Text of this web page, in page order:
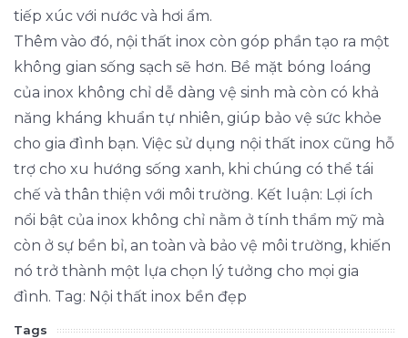
tiếp xúc với nước và hơi ẩm.
Thêm vào đó, nội thất inox còn góp phần tạo ra một
không gian sống sạch sẽ hơn. Bề mặt bóng loáng
của inox không chỉ dễ dàng vệ sinh mà còn có khả
năng kháng khuẩn tự nhiên, giúp bảo vệ sức khỏe
cho gia đình bạn. Việc sử dụng nội thất inox cũng hỗ
trợ cho xu hướng sống xanh, khi chúng có thể tái
chế và thân thiện với môi trường. Kết luận: Lợi ích
nổi bật của inox không chỉ nằm ở tính thẩm mỹ mà
còn ở sự bền bỉ, an toàn và bảo vệ môi trường, khiến
nó trở thành một lựa chọn lý tưởng cho mọi gia
đình. Tag: Nội thất inox bền đẹp
Tags